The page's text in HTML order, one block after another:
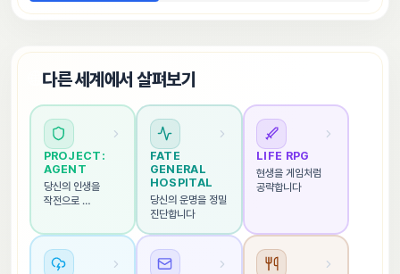
다른 세계에서 살펴보기
PROJECT:
AGENT
당신의 인생을
작전으로
FATE
GENERAL
HOSPITAL
당신의 운명을 정밀
진단합니다
LIFE RPG
현생을 게임처럼
공략합니다